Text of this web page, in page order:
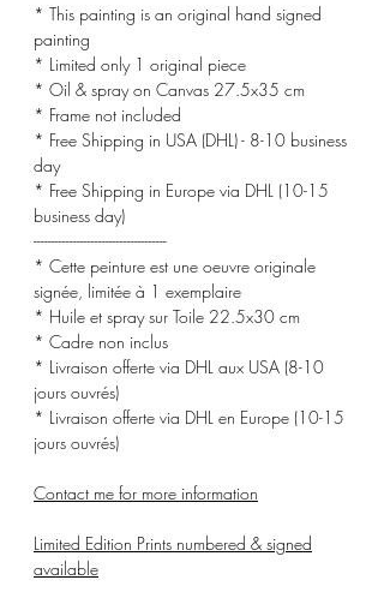
* This painting is an original hand signed
painting
* Limited only 1 original piece
* Oil & spray on Canvas 27.5x35 cm
* Frame not included
* Free Shipping in USA (DHL) - 8-10 business
day
* Free Shipping in Europe via DHL (10-15
business day)
-------------------------------------
* Cette peinture est une oeuvre originale
signée, limitée à 1 exemplaire
* Huile et spray sur Toile 22.5x30 cm
* Cadre non inclus
* Livraison offerte via DHL aux USA (8-10
jours ouvrés)
* Livraison offerte via DHL en Europe (10-15
jours ouvrés)
Contact me for more information
Limited Edition Prints numbered & signed
available